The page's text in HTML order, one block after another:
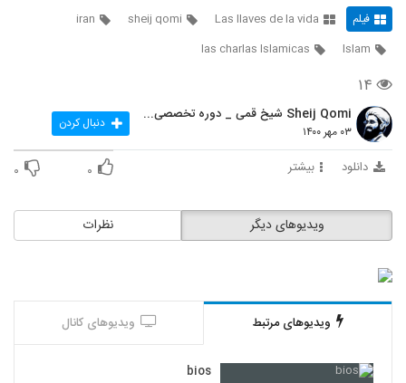
فیلم Las llaves de la vida
sheij qomi
iran
Islam
las charlas Islamicas
۱۴
Sheij Qomi شیخ قمی _ دوره تخصصی تربیت مبلغه غرب
۰۳ مهر ۱۴۰۰ دنبال کردن
دانلود بیشتر ۰ ۰
نظرات ویدیوهای دیگر
ویدیوهای مرتبط ویدیوهای کانال
bios